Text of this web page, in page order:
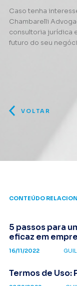
Caso tenha
Chambarelli
consultoria jurídica
futuro do seu
VOLTAR
CONTEÚDO
5 passos para
eficaz em
16/11/2022
Termos de